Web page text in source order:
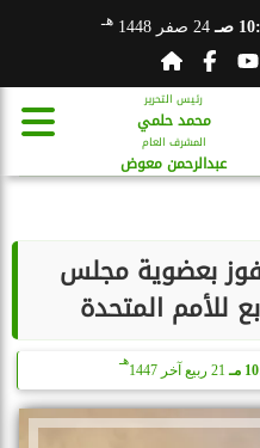
صـ 24 صفر 1448 هـ
رئيس التحرير
محمد حلمي
المشرف العام
عبدالرحمن معوض
بعضوية مجلس
للأمم المتحدة
مـ 21 ربيع آخر 1447
هـ